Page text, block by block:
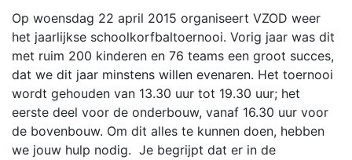
Op woensdag 22 april 2015 organiseert VZOD weer
het jaarlijkse schoolkorfbaltoernooi. Vorig jaar was dit
met ruim 200 kinderen en 76 teams een groot succes,
dat we dit jaar minstens willen evenaren. Het toernooi
wordt gehouden van 13.30 uur tot 19.30 uur; het
eerste deel voor de onderbouw, vanaf 16.30 uur voor
de bovenbouw. Om dit alles te kunnen doen, hebben
we jouw hulp nodig. Je begrijpt dat er in de